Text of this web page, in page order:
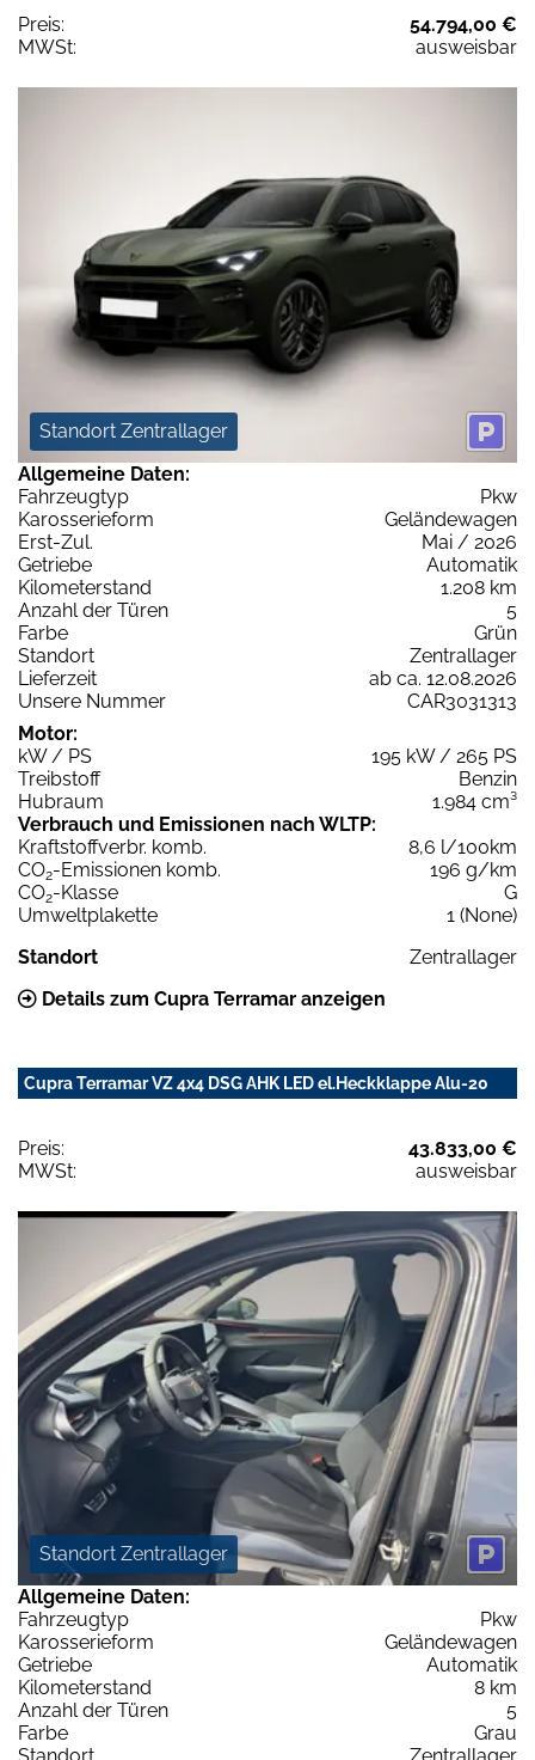
Preis:
54.794,00 €
MWSt:
ausweisbar
Standort Zentrallager
Allgemeine Daten:
Fahrzeugtyp
Pkw
Karosserieform
Geländewagen
Erst-Zul.
Mai / 2026
Getriebe
Automatik
Kilometerstand
1.208 km
Anzahl der Türen
5
Farbe
Grün
Standort
Zentrallager
Lieferzeit
ab ca. 12.08.2026
Unsere Nummer
CAR3031313
Motor:
kW / PS
195 kW / 265 PS
Treibstoff
Benzin
Hubraum
1.984 cm³
Verbrauch und Emissionen nach WLTP:
Kraftstoffverbr. komb.
8,6 l/100km
CO2-Emissionen komb.
196 g/km
CO2-Klasse
G
Umweltplakette
1 (None)
Standort
Zentrallager
Details zum Cupra Terramar anzeigen
Cupra Terramar VZ 4x4 DSG AHK LED el.Heckklappe Alu-20
Preis:
43.833,00 €
MWSt:
ausweisbar
Standort Zentrallager
Allgemeine Daten:
Fahrzeugtyp
Pkw
Karosserieform
Geländewagen
Getriebe
Automatik
Kilometerstand
8 km
Anzahl der Türen
5
Farbe
Grau